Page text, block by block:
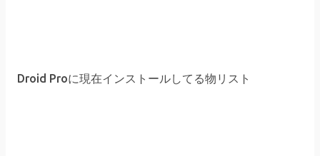
Droid Proに現在インストールしてる物リスト